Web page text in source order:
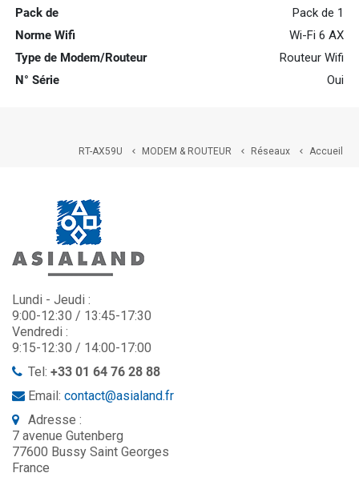
Pack de
Pack de 1
Norme Wifi
Wi-Fi 6 AX
Type de Modem/Routeur
Routeur Wifi
N° Série
Oui
Accueil

Réseaux

MODEM & ROUTEUR

RT-AX59U
Lundi - Jeudi :
9:00-12:30 / 13:45-17:30
Vendredi :
9:15-12:30 / 14:00-17:00
Tel: +33 01 64 76 28 88
Email: contact@asialand.fr
Adresse :
7 avenue Gutenberg
77600 Bussy Saint Georges
France